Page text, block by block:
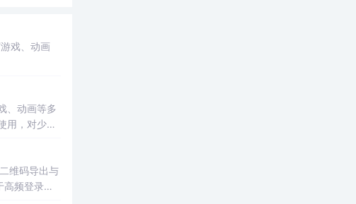
戏、动画
、动画等多
用，对少儿
维码导出与
频登录场